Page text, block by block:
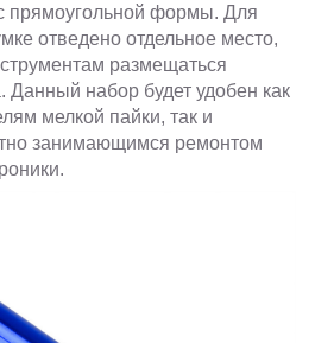
прямоугольной формы. Для
отведено отдельное место,
размещаться
Данный набор будет удобен как
мелкой пайки, так и
занимающимся ремонтом